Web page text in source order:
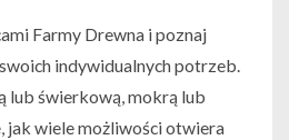
Farmy Drewna i poznaj
indywidualnych potrzeb.
lub świerkową, mokrą lub
jak wiele możliwości otwiera